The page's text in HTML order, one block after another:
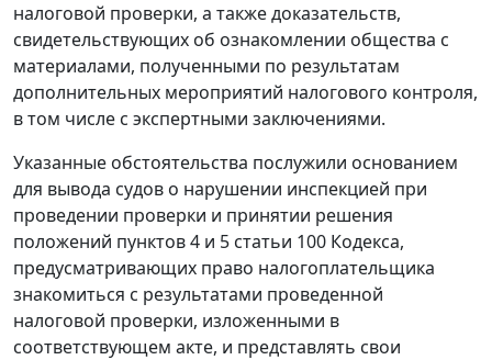
налоговой проверки, а также доказательств,
свидетельствующих об ознакомлении общества с
материалами, полученными по результатам
дополнительных мероприятий налогового контроля,
в том числе с экспертными заключениями.
Указанные обстоятельства послужили основанием
для вывода судов о нарушении инспекцией при
проведении проверки и принятии решения
положений пунктов 4 и 5 статьи 100 Кодекса,
предусматривающих право налогоплательщика
знакомиться с результатами проведенной
налоговой проверки, изложенными в
соответствующем акте, и представлять свои